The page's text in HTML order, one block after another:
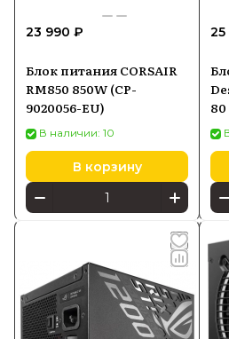
23 990 ₽
Блок питания CORSAIR
RM850 850W (CP-
9020056-EU)
В наличии: 10
В корзину